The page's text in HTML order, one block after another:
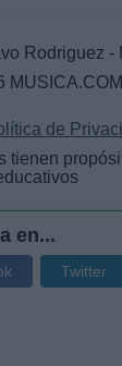
Rodriguez -
MUSICA.COM
de
tienen
en...
Twitter